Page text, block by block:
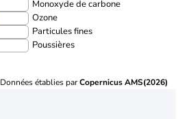
Monoxyde de carbone
Ozone
Particules fines
Poussières
Données établies parCopernicus AMS(2026)